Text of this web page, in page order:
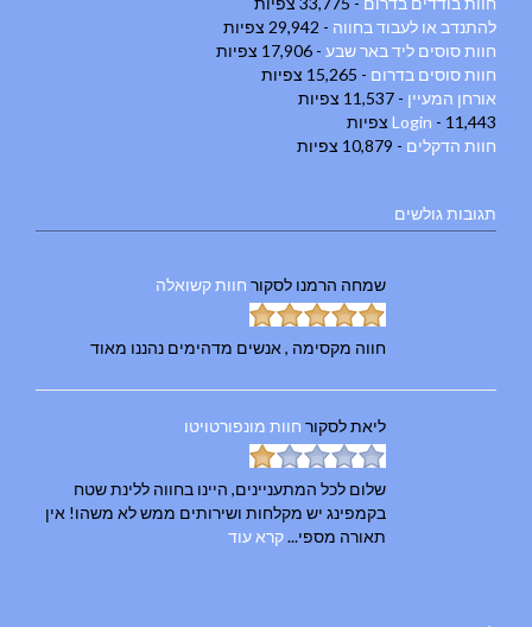
להתנדב או לעבוד בחווה - 29,942 צפיות
חוות סוסים ליד באר שבע - 17,906 צפיות
חוות סוסים בדרום - 15,265 צפיות
אורחן המעיין - 11,537 צפיות
Login - 11,443 צפיות
חוות הדקלים - 10,879 צפיות
תגובות גולשים
שמחה הרמנו לסקור חוות קשואלה
חווה מקסימה , אנשים מדהימים נהננו מאוד
ליאתלסקור חוות מונפורטויטו
שלום לכל המתעניינים, היינו בחווה ללינת שטח
בקמפינג יש מקלחות ושירותים ממש לא משהו! אין
תאורה מספי...קרא עוד